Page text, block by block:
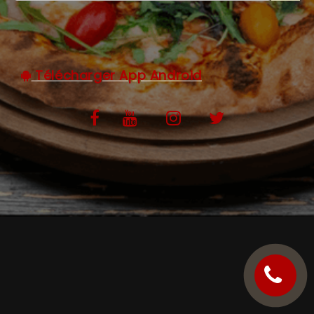
C.G.V
Télécharger App Android